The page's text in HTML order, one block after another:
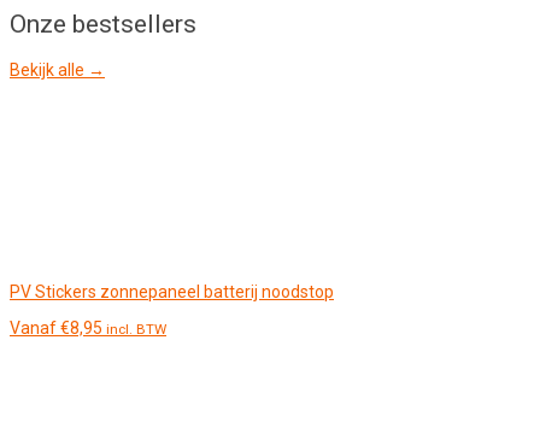
Onze bestsellers
Bekijk alle →
PV Stickers zonnepaneel batterij noodstop
Vanaf€8,95 incl. BTW